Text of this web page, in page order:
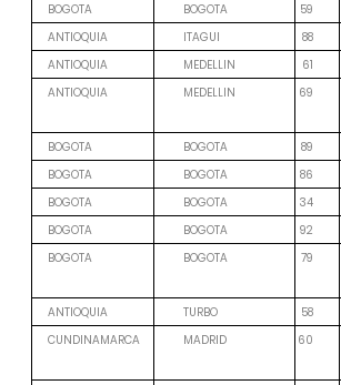
BOGOTA
BOGOTA 59
ANTIOQUIA
ITAGUI 88
ANTIOQUIA
MEDELLIN 61
ANTIOQUIA
MEDELLIN 69
BOGOTA
BOGOTA 89
BOGOTA
BOGOTA 86
BOGOTA
BOGOTA 34
BOGOTA
BOGOTA 92
BOGOTA
BOGOTA 79
ANTIOQUIA
TURBO 58
CUNDINAMARCA
MADRID 60